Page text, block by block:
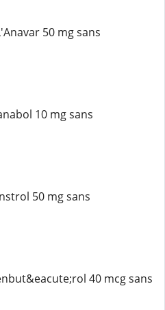
50 mg sans
10 mg sans
50 mg sans
40 mcg sans